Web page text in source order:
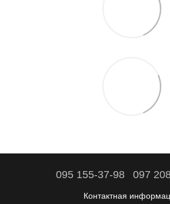
095 155-37-98 097
Контактная